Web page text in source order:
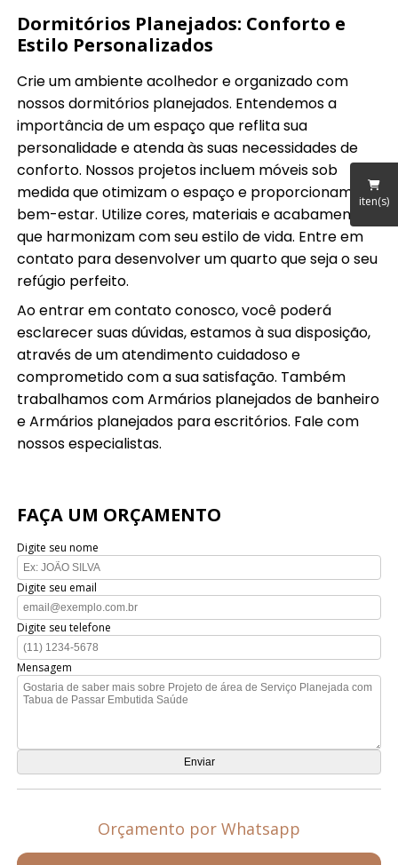
iten(s)
Dormitórios Planejados: Conforto e
Estilo Personalizados
Crie um ambiente acolhedor e organizado com
nossos dormitórios planejados. Entendemos a
importância de um espaço que reflita sua
personalidade e atenda às suas necessidades de
conforto. Nossos projetos incluem móveis sob
medida que otimizam o espaço e proporcionam
bem-estar. Utilize cores, materiais e acabamentos
que harmonizam com seu estilo de vida. Entre em
contato para desenvolver um quarto que seja o seu
refúgio perfeito.
Ao entrar em contato conosco, você poderá
esclarecer suas dúvidas, estamos à sua disposição,
através de um atendimento cuidadoso e
comprometido com a sua satisfação. Também
trabalhamos com Armários planejados de banheiro
e Armários planejados para escritórios. Fale com
nossos especialistas.
FAÇA UM ORÇAMENTO
Digite seu nome
Digite seu email
Digite seu telefone
Mensagem
Orçamento por Whatsapp